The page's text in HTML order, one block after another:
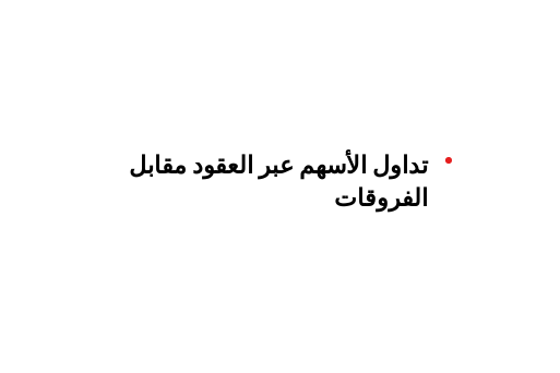
تداول الأسهم عبر العقود مقابل
الفروقات